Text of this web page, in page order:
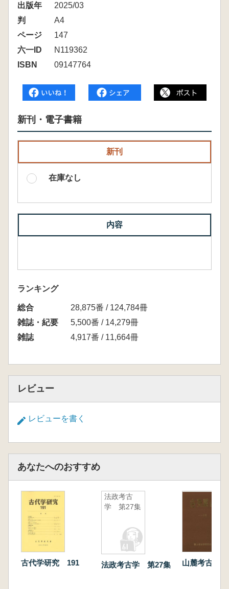
出版年
2025/03
判
A4
ページ
147
六一ID
N119362
ISBN
09147764
新刊・電子書籍
新刊
在庫なし
内容
ランキング
総合
28,875番 / 124,784冊
雑誌・紀要
5,500番 / 14,279冊
雑誌
4,917番 / 11,664冊
レビュー
レビューを書く
あなたへのおすすめ
古代学研究 191
法政考古
学 第27集
法政考古学 第27集 山麓考古 1